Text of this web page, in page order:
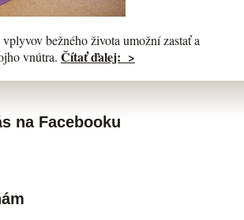
bežného života umožní zastať a
vnútra. Čítať ďalej: >
na Facebooku